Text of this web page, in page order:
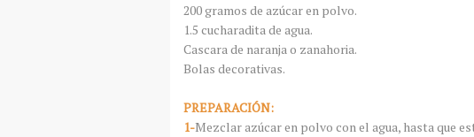
200 gramos de azúcar en polvo.
1.5 cucharadita de agua.
Cascara de naranja o zanahoria.
Bolas decorativas.
PREPARACIÓN:
1-Mezclar azúcar en polvo con el agua, hasta que